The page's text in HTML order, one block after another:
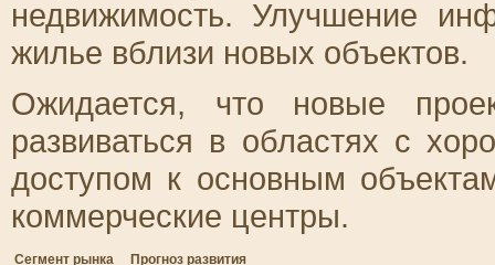
недвижимость. Улучшение
жилье вблизи новых объектов.
Ожидается, что новые
развиваться в областях с
доступом к основным
коммерческие центры.
Сегмент рынка
Прогноз развития